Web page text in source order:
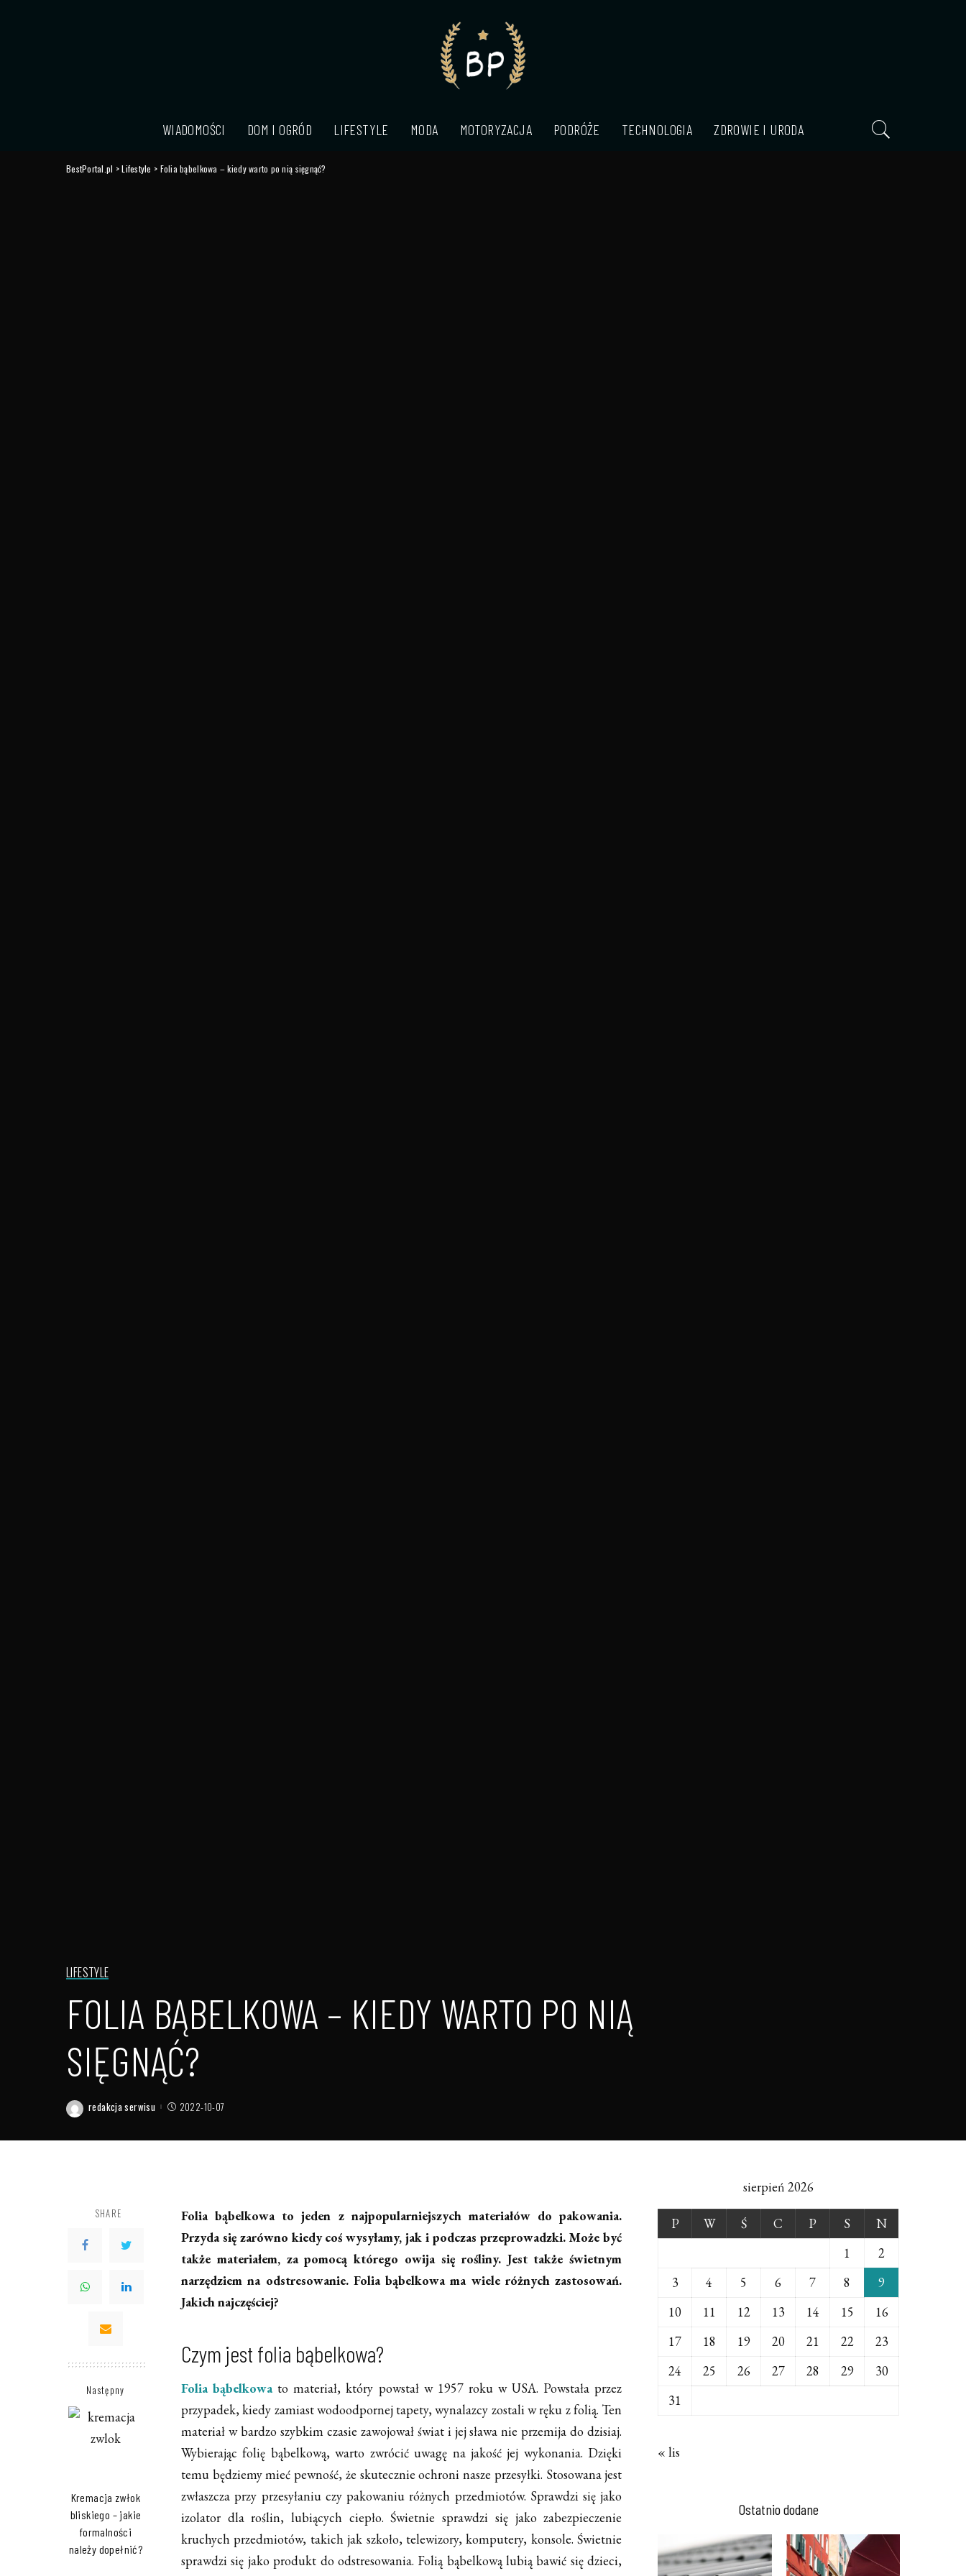
WIADOMOŚCI DOM I OGRÓD LIFESTYLE MODA MOTORYZACJA PODRÓŻE TECHNOLOGIA ZDROWIE I URODA
BestPortal.pl >Lifestyle > Folia bąbelkowa – kiedy warto po nią sięgnąć?
LIFESTYLE
FOLIA BĄBELKOWA – KIEDY WARTO PO NIĄ
SIĘGNĄĆ?
Posted
redakcja serwisu 2022-10-07
SHARE
Następny
Kremacja zwłok
bliskiego – jakie
formalności
należy dopełnić?
Folia bąbelkowa to jeden z najpopularniejszych materiałów do pakowania.
Przyda się zarówno kiedy coś wysyłamy, jak i podczas przeprowadzki. Może być
także materiałem, za pomocą którego owija się rośliny. Jest także świetnym
narzędziem na odstresowanie. Folia bąbelkowa ma wiele różnych zastosowań.
Jakich najczęściej?
Czym jest folia bąbelkowa?
Folia bąbelkowa to materiał, który powstał w 1957 roku w USA. Powstała przez
przypadek, kiedy zamiast wodoodpornej tapety, wynalazcy zostali w ręku z folią. Ten
materiał w bardzo szybkim czasie zawojował świat i jej sława nie przemija do dzisiaj.
Wybierając folię bąbelkową, warto zwrócić uwagę na jakość jej wykonania. Dzięki
temu będziemy mieć pewność, że skutecznie ochroni nasze przesyłki. Stosowana jest
zwłaszcza przy przesyłaniu czy pakowaniu różnych przedmiotów. Sprawdzi się jako
izolator dla roślin, lubiących ciepło. Świetnie sprawdzi się jako zabezpieczenie
kruchych przedmiotów, takich jak szkoło, telewizory, komputery, konsole. Świetnie
sprawdzi się jako produkt do odstresowania. Folią bąbelkową lubią bawić się dzieci,
sierpień 2026
P W Ś C P S
N
1
2
3
4 5 6 7 8
9
10
11 12 13 14 15
16
17
18 19 20 21 22
23
24
25 26 27 28 29
30
31
« lis
Ostatnio dodane